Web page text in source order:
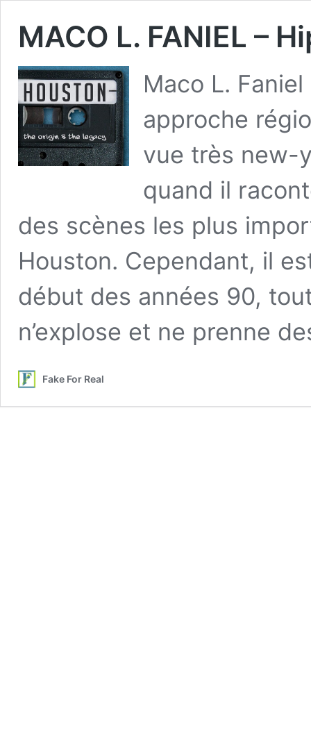
MACO L. FANIEL –
Maco L.
approche
vue très new-
quand il
des scènes les plus
Houston. Cependant, il
début des années 90,
n’explose et ne prenne
Fake For Real